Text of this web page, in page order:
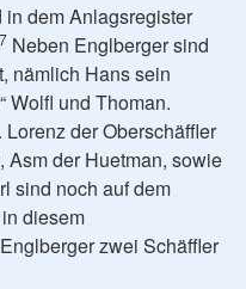
dem Anlagsregister
Neben Englberger sind
nämlich Hans sein
Wolfl und Thoman.
der Oberschäffler
Asm der Huetman, sowie
sind noch auf dem
diesem
zwei Schäffler